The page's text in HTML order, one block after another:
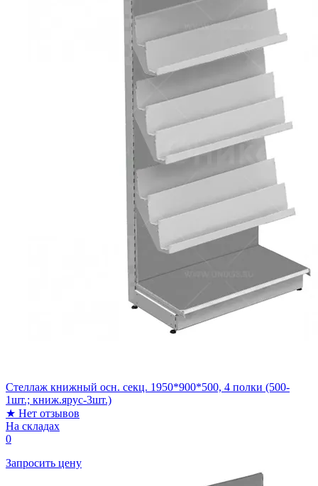
Стеллаж книжный осн. секц. 1950*900*500, 4 полки (500-
1шт.; книж.ярус-3шт.)
★ Нет отзывов
На складах
0
Запросить цену